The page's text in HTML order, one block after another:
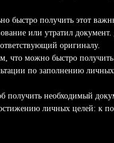
быстро получить этот
или утратил
оригиналу.
что можно быстро
по заполнению
получить необходимый
личных целей: к